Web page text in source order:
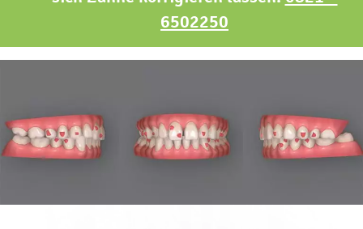
6502250